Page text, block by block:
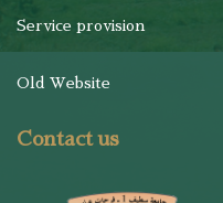
Service provision
Old Website
Contact us